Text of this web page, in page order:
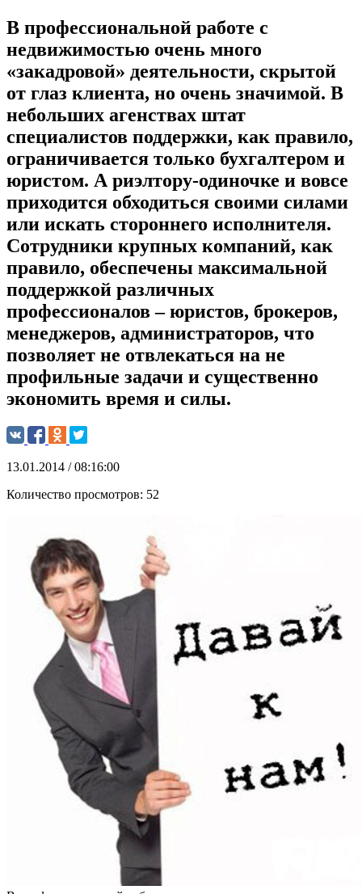
В профессиональной работе с
недвижимостью очень много
«закадровой» деятельности, скрытой
от глаз клиента, но очень значимой. В
небольших агенствах штат
специалистов поддержки, как правило,
ограничивается только бухгалтером и
юристом. А риэлтору-одиночке и вовсе
приходится обходиться своими силами
или искать стороннего исполнителя.
Сотрудники крупных компаний, как
правило, обеспечены максимальной
поддержкой различных
профессионалов – юристов, брокеров,
менеджеров, администраторов, что
позволяет не отвлекаться на не
профильные задачи и существенно
экономить время и силы.
13.01.2014 / 08:16:00
Количество просмотров: 52